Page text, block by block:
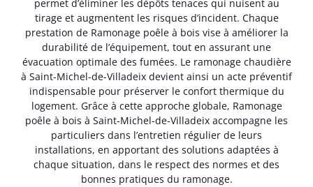
permet d’éliminer les dépôts tenaces qui nuisent au
tirage et augmentent les risques d’incident. Chaque
prestation de Ramonage poêle à bois vise à améliorer la
durabilité de l’équipement, tout en assurant une
évacuation optimale des fumées. Le ramonage chaudière
à Saint-Michel-de-Villadeix devient ainsi un acte préventif
indispensable pour préserver le confort thermique du
logement. Grâce à cette approche globale, Ramonage
poêle à bois à Saint-Michel-de-Villadeix accompagne les
particuliers dans l’entretien régulier de leurs
installations, en apportant des solutions adaptées à
chaque situation, dans le respect des normes et des
bonnes pratiques du ramonage.